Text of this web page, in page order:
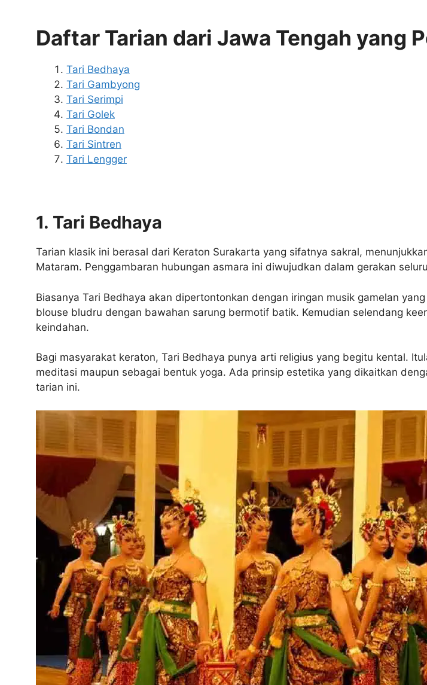
Daftar Tarian dari Jawa Tengah yang
Tari Bedhaya
Tari Gambyong
Tari Serimpi
Tari Golek
Tari Bondan
Tari Sintren
Tari Lengger
1. Tari Bedhaya
Tarian klasik ini berasal dari Keraton Surakarta yang sifatnya sakral,
Mataram. Penggambaran hubungan asmara ini diwujudkan dalam gerakan
Biasanya Tari Bedhaya akan dipertontonkan dengan iringan musik gamelan
blouse bludru dengan bawahan sarung bermotif batik. Kemudian selendang
keindahan.
Bagi masyarakat keraton, Tari Bedhaya punya arti religius yang begitu kental.
meditasi maupun sebagai bentuk yoga. Ada prinsip estetika yang dikaitkan
tarian ini.